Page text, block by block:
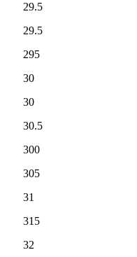
29.5
29.5
295
30
30
30.5
300
305
31
315
32